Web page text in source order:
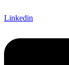
Linkedin